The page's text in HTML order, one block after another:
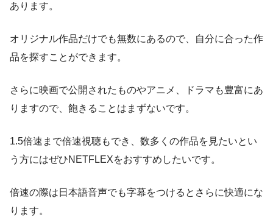
あります。
オリジナル作品だけでも無数にあるので、自分に合った作
品を探すことができます。
さらに映画で公開されたものやアニメ、ドラマも豊富にあ
りますので、飽きることはまずないです。
1.5倍速まで倍速視聴もでき、数多くの作品を見たいとい
う方にはぜひNETFLEXをおすすめしたいです。
倍速の際は日本語音声でも字幕をつけるとさらに快適にな
ります。